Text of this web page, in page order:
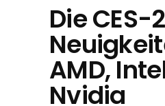
Die CES-
AMD,
Nvidia